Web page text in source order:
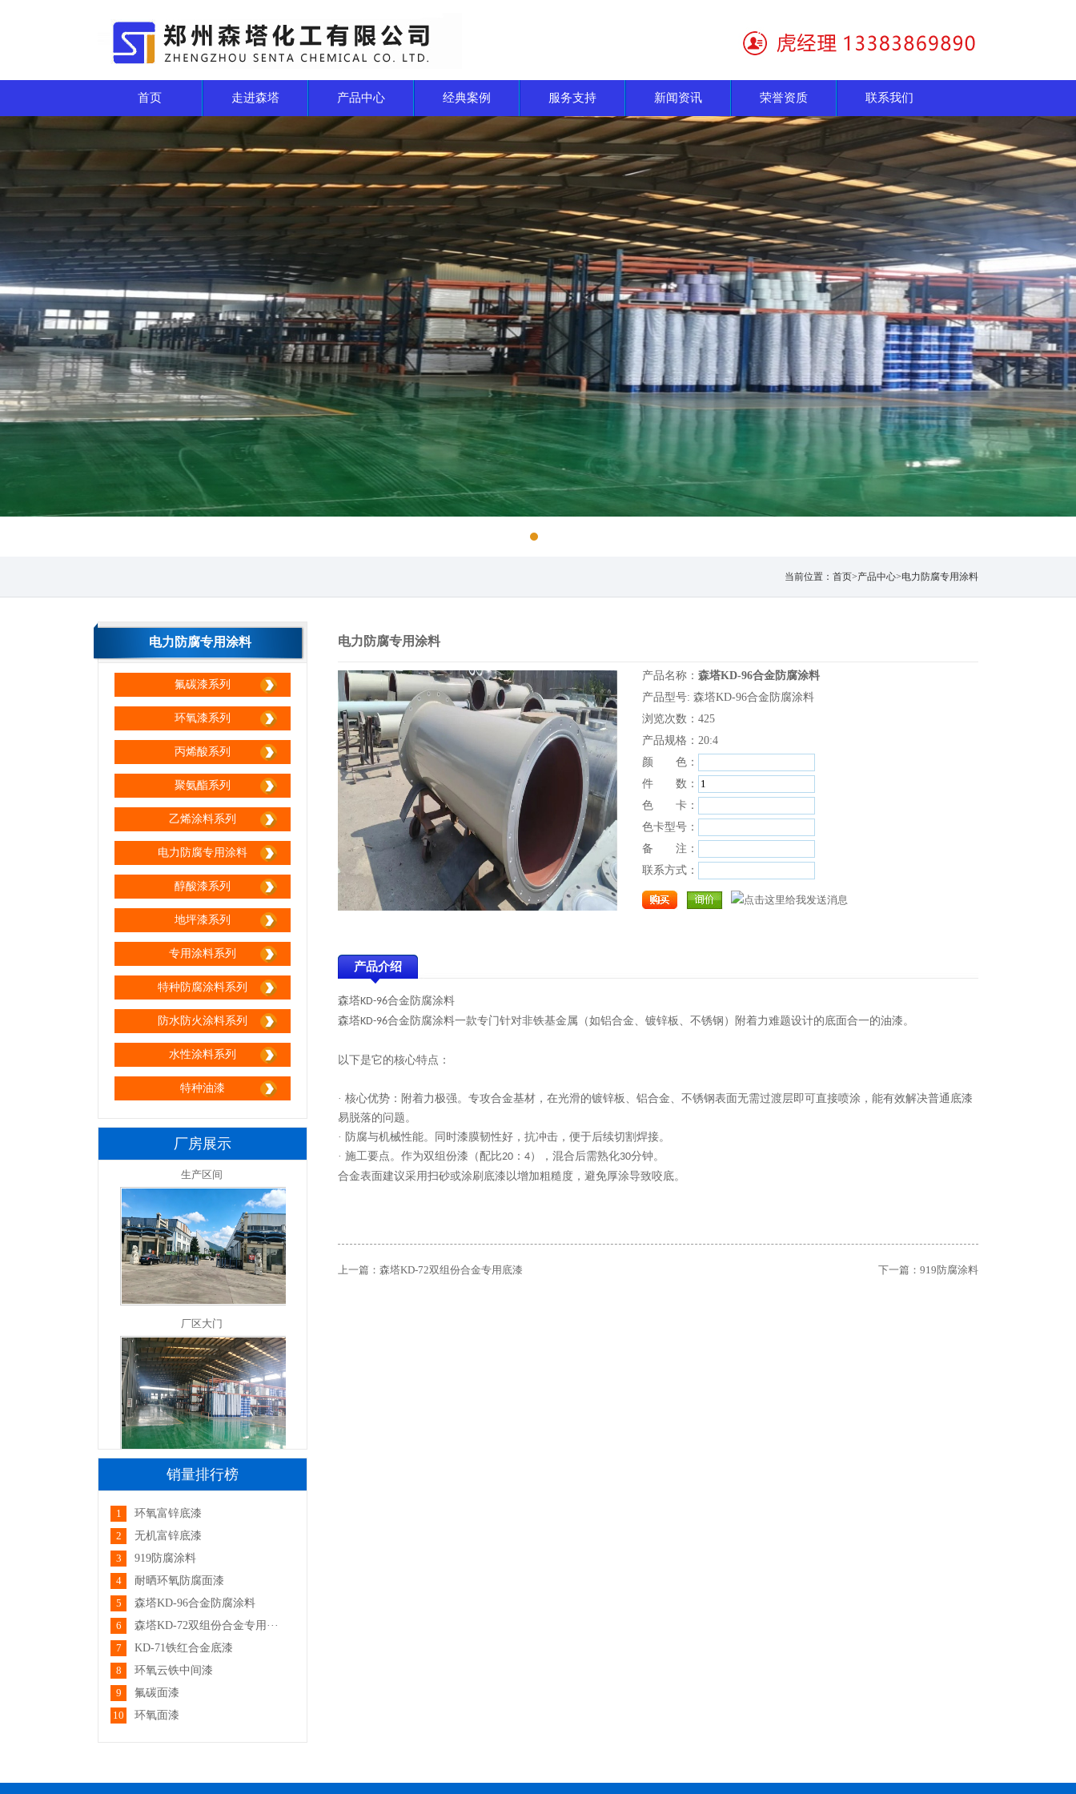
首页 走进森塔 产品中心 经典案例 服务支持 新闻资讯 荣誉资质 联系我们
当前位置： 首页>产品中心>电力防腐专用涂料
电力防腐专用涂料
氟碳漆系列
环氧漆系列
丙烯酸系列
聚氨酯系列
乙烯涂料系列
电力防腐专用涂料
醇酸漆系列
地坪漆系列
专用涂料系列
特种防腐涂料系列
防水防火涂料系列
水性涂料系列
特种油漆
厂房展示
厂区大门
厂区一角
厂区一角
销量排行榜
1
环氧富锌底漆
2
无机富锌底漆
3
919防腐涂料
4
耐晒环氧防腐面漆
5
森塔KD-96合金防腐涂料
6
森塔KD-72双组份合金专用···
7
KD-71铁红合金底漆
8
环氧云铁中间漆
9
氟碳面漆
10
环氧面漆
电力防腐专用涂料
产品名称： 森塔KD-96合金防腐涂料
产品型号: 森塔KD-96合金防腐涂料
浏览次数：425
产品规格：20:4
颜 色：
件 数：
色 卡：
色卡型号：
备 注：
联系方式：
产品介绍
森塔KD-96合金防腐涂料
森塔KD-96合金防腐涂料一款专门针对非铁基金属（如铝合金、镀锌板、不锈钢）附着力难题设计的底面合一的油漆。
以下是它的核心特点：
· 核心优势：附着力极强。专攻合金基材，在光滑的镀锌板、铝合金、不锈钢表面无需过渡层即可直接喷涂，能有效解决普通底漆
易脱落的问题。
· 防腐与机械性能。同时漆膜韧性好，抗冲击，便于后续切割焊接。
· 施工要点。作为双组份漆（配比20 ： 4），混合后需熟化30分钟。
合金表面建议采用扫砂或涂刷底漆以增加粗糙度，避免厚涂导致咬底。
上一篇： 森塔KD-72双组份合金专用底漆 下一篇： 919防腐涂料